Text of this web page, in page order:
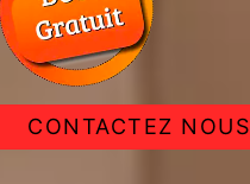
CONTACTEZ NOUS